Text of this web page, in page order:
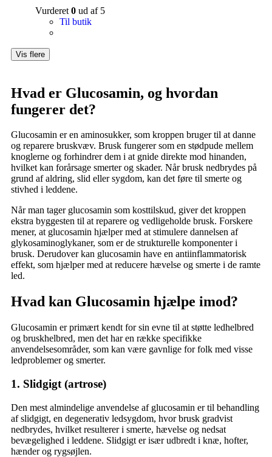
Vurderet 0 ud af 5
Til butik
Vis flere
Hvad er Glucosamin, og hvordan
fungerer det?
Glucosamin er en aminosukker, som kroppen bruger til at danne
og reparere bruskvæv. Brusk fungerer som en stødpude mellem
knoglerne og forhindrer dem i at gnide direkte mod hinanden,
hvilket kan forårsage smerter og skader. Når brusk nedbrydes på
grund af aldring, slid eller sygdom, kan det føre til smerte og
stivhed i leddene.
Når man tager glucosamin som kosttilskud, giver det kroppen
ekstra byggesten til at reparere og vedligeholde brusk. Forskere
mener, at glucosamin hjælper med at stimulere dannelsen af
glykosaminoglykaner, som er de strukturelle komponenter i
brusk. Derudover kan glucosamin have en antiinflammatorisk
effekt, som hjælper med at reducere hævelse og smerte i de ramte
led.
Hvad kan Glucosamin hjælpe imod?
Glucosamin er primært kendt for sin evne til at støtte ledhelbred
og bruskhelbred, men det har en række specifikke
anvendelsesområder, som kan være gavnlige for folk med visse
ledproblemer og smerter.
1. Slidgigt (artrose)
Den mest almindelige anvendelse af glucosamin er til behandling
af slidgigt, en degenerativ ledsygdom, hvor brusk gradvist
nedbrydes, hvilket resulterer i smerte, hævelse og nedsat
bevægelighed i leddene. Slidgigt er især udbredt i knæ, hofter,
hænder og rygsøjlen.